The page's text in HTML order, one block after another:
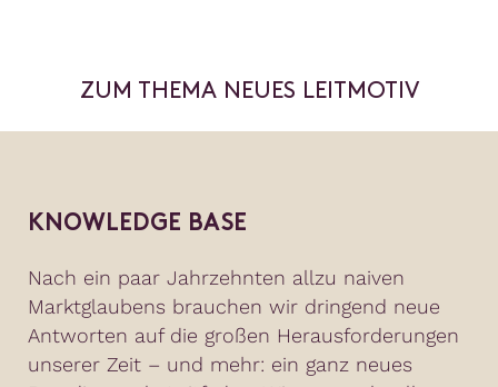
ZUM THEMA NEUES LEITMOTIV
KNOWLEDGE BASE
Nach ein paar Jahrzehnten allzu naiven
Marktglaubens brauchen wir dringend neue
Antworten auf die großen Herausforderungen
unserer Zeit – und mehr: ein ganz neues